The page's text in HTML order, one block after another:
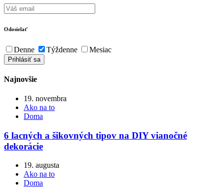
Odosielať
Denne Týždenne Mesiac
Najnovšie
19. novembra
Ako na to
Doma
6 lacných a šikovných tipov na DIY vianočné
dekorácie
19. augusta
Ako na to
Doma